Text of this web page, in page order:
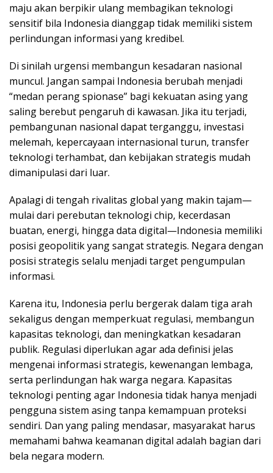
maju akan berpikir ulang membagikan teknologi
sensitif bila Indonesia dianggap tidak memiliki sistem
perlindungan informasi yang kredibel.
Di sinilah urgensi membangun kesadaran nasional
muncul. Jangan sampai Indonesia berubah menjadi
“medan perang spionase” bagi kekuatan asing yang
saling berebut pengaruh di kawasan. Jika itu terjadi,
pembangunan nasional dapat terganggu, investasi
melemah, kepercayaan internasional turun, transfer
teknologi terhambat, dan kebijakan strategis mudah
dimanipulasi dari luar.
Apalagi di tengah rivalitas global yang makin tajam—
mulai dari perebutan teknologi chip, kecerdasan
buatan, energi, hingga data digital—Indonesia memiliki
posisi geopolitik yang sangat strategis. Negara dengan
posisi strategis selalu menjadi target pengumpulan
informasi.
Karena itu, Indonesia perlu bergerak dalam tiga arah
sekaligus dengan memperkuat regulasi, membangun
kapasitas teknologi, dan meningkatkan kesadaran
publik. Regulasi diperlukan agar ada definisi jelas
mengenai informasi strategis, kewenangan lembaga,
serta perlindungan hak warga negara. Kapasitas
teknologi penting agar Indonesia tidak hanya menjadi
pengguna sistem asing tanpa kemampuan proteksi
sendiri. Dan yang paling mendasar, masyarakat harus
memahami bahwa keamanan digital adalah bagian dari
bela negara modern.